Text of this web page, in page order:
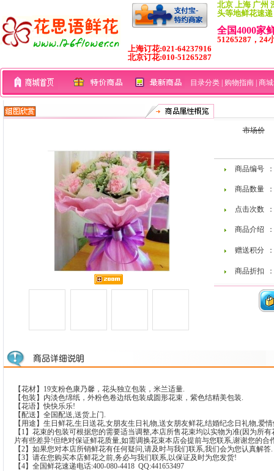
上海订花:021-64237916
北京订花:010-51265287
北京 上海 广州
头等地鲜花速
全国4000家
51265287，24
目录分类 购物指南 商
市场价
商品编号 ：
商品数量
点击次数
商品介绍
赠送积分
商品折扣
【花材】19支粉色康乃馨，花头独立包装，米兰适量.
【包装】内淡色绵纸，外粉色卷边纸包装成圆形花束，紫色结精美包装.
【花语】快快乐乐!
【配送】全国配送,送货上门.
【用途】生日鲜花,生日送花,女朋友生日礼物,送女朋友鲜花,结婚纪念日礼物,爱
【1】花束的包装可根据您的需要适当调整,本店所售花束均以实物为准(因为所
片有些差异!但绝对保证鲜花质量,如需调换花束本店会提前与您联系,谢谢您的合
【2】如果您对本店所销鲜花有任何疑问,请及时与我们联系,我们会为您认真解答.
【3】请在您购买本店鲜花之前,务必与我们联系,以保证及时为您发货!
【4】全国鲜花速递电话:400-080-4418 QQ:441653497